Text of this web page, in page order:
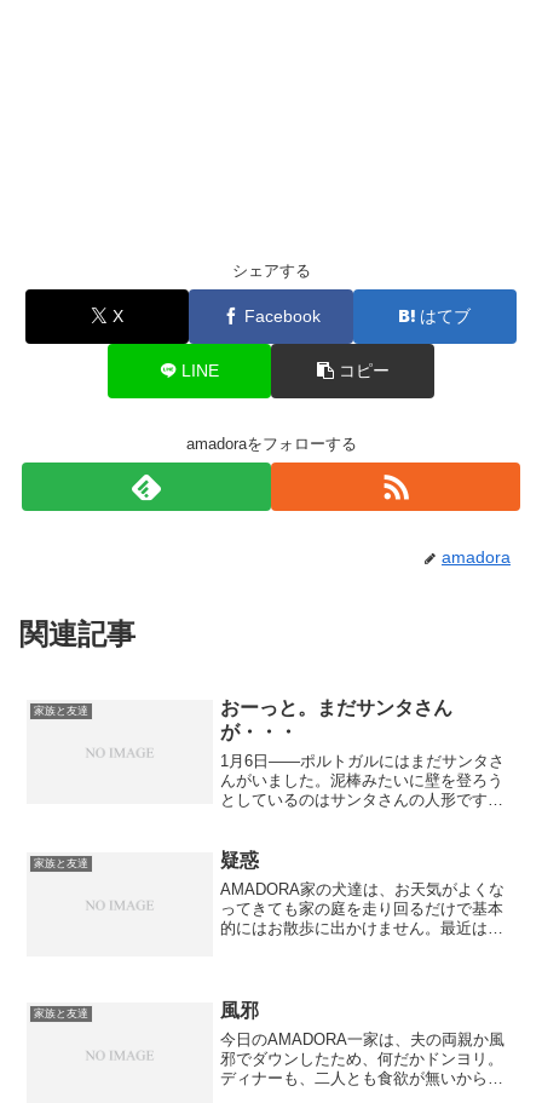
シェアする
X Facebook はてブ
LINE コピー
amadoraをフォローする
amadora
関連記事
家族と友達
おーっと。まだサンタさん
が・・・
1月6日――ポルトガルにはまだサンタさ
んがいました。泥棒みたいに壁を登ろう
としているのはサンタさんの人形です。
kings。甥っ子姪っ子は、学校でパーティ
ーだったそ...
家族と友達 疑惑
AMADORA家の犬達は、お天気がよくな
ってきても家の庭を走り回るだけで基本
的にはお散歩に出かけません。最近は、
近何だか太り始めたの...
家族と友達 風邪
今日のAMADORA一家は、夫の両親か風
邪でダウンしたため、何だかドンヨリ。
ディナーも、二人とも食欲が無いからと